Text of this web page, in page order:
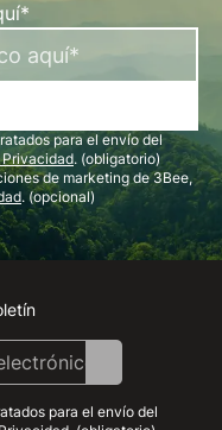
para el envío del
. (obligatorio)
de marketing de 3Bee,
. (opcional)
para el envío del